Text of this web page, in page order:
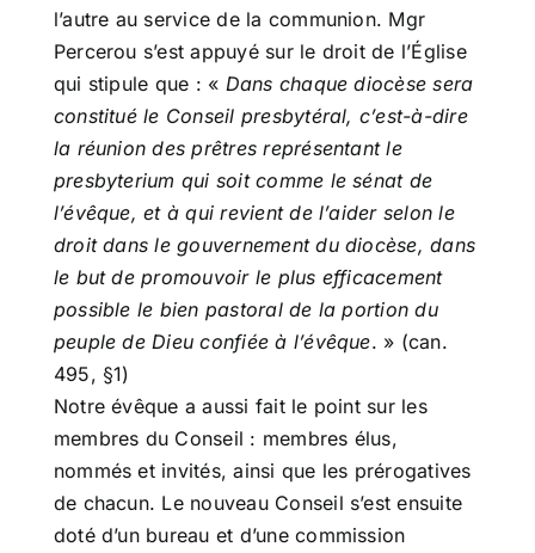
l’autre au service de la communion. Mgr
Percerou s’est appuyé sur le droit de l’Église
qui stipule que : « Dans chaque diocèse sera
constitué le Conseil presbytéral, c’est-à-dire
la réunion des prêtres représentant le
presbyterium qui soit comme le sénat de
l’évêque, et à qui revient de l’aider selon le
droit dans le gouvernement du diocèse, dans
le but de promouvoir le plus efficacement
possible le bien pastoral de la portion du
peuple de Dieu confiée à l’évêque. » (can.
495, §1)
Notre évêque a aussi fait le point sur les
membres du Conseil : membres élus,
nommés et invités, ainsi que les prérogatives
de chacun. Le nouveau Conseil s’est ensuite
doté d’un bureau et d’une commission